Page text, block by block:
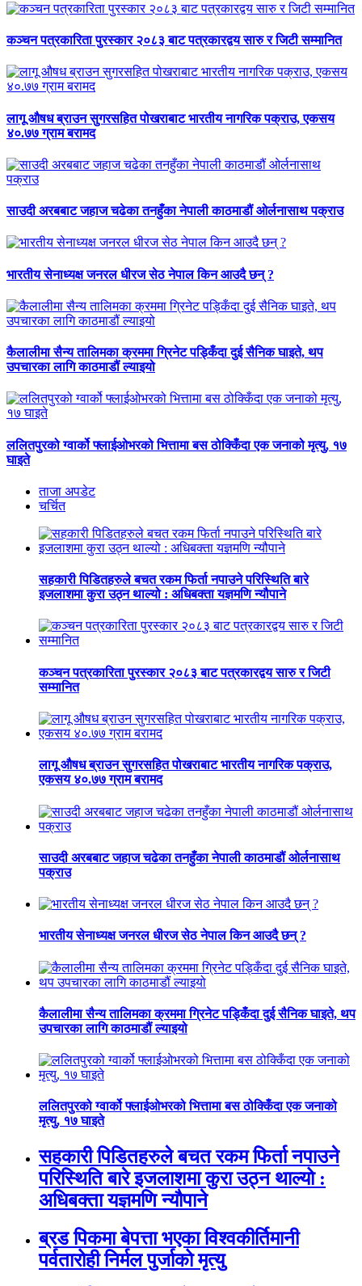
कञ्चन पत्रकारिता पुरस्कार २०८३ बाट पत्रकारद्वय सारु र जिटी सम्मानित
लागू औषध ब्राउन सुगरसहित पोखराबाट भारतीय नागरिक पक्राउ, एकसय
४०.७७ ग्राम बरामद
साउदी अरबबाट जहाज चढेका तनहुँका नेपाली काठमाडौं ओर्लनासाथ पक्राउ
भारतीय सेनाध्यक्ष जनरल धीरज सेठ नेपाल किन आउदै छन् ?
कैलालीमा सैन्य तालिमका क्रममा ग्रिनेट पड्किँदा दुई सैनिक घाइते, थप
उपचारका लागि काठमाडौं ल्याइयो
ललितपुरको ग्वार्को फ्लाईओभरको भित्तामा बस ठोक्किँदा एक जनाको मृत्यु, १७
घाइते
ताजा अपडेट
चर्चित
सहकारी पिडितहरुले बचत रकम फिर्ता नपाउने परिस्थिति बारे
इजलाशमा कुरा उठ्न थाल्यो : अधिबक्ता यज्ञमणि न्यौपाने
कञ्चन पत्रकारिता पुरस्कार २०८३ बाट पत्रकारद्वय सारु र जिटी
सम्मानित
लागू औषध ब्राउन सुगरसहित पोखराबाट भारतीय नागरिक पक्राउ,
एकसय ४०.७७ ग्राम बरामद
साउदी अरबबाट जहाज चढेका तनहुँका नेपाली काठमाडौं ओर्लनासाथ
पक्राउ
भारतीय सेनाध्यक्ष जनरल धीरज सेठ नेपाल किन आउदै छन् ?
कैलालीमा सैन्य तालिमका क्रममा ग्रिनेट पड्किँदा दुई सैनिक घाइते, थप
उपचारका लागि काठमाडौं ल्याइयो
ललितपुरको ग्वार्को फ्लाईओभरको भित्तामा बस ठोक्किँदा एक जनाको
मृत्यु, १७ घाइते
सहकारी पिडितहरुले बचत रकम फिर्ता नपाउने
परिस्थिति बारे इजलाशमा कुरा उठ्न थाल्यो :
अधिबक्ता यज्ञमणि न्यौपाने
ब्रड पिकमा बेपत्ता भएका विश्वकीर्तिमानी
पर्वतारोही निर्मल पुर्जाको मृत्यु